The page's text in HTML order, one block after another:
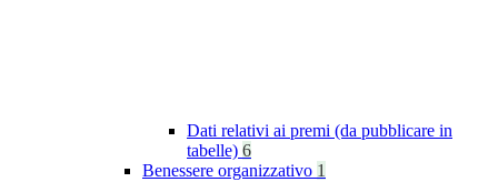
Dati relativi ai premi (da pubblicare in
tabelle) 6
Benessere organizzativo 1